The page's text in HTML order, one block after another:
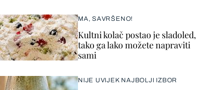
MA, SAVRŠENO!
Kultni kolač postao je sladoled,
tako ga lako možete napraviti
sami
NIJE UVIJEK NAJBOLJI IZBOR